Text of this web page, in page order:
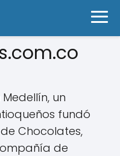
Medellín, un
fundó
Chocolates,
de